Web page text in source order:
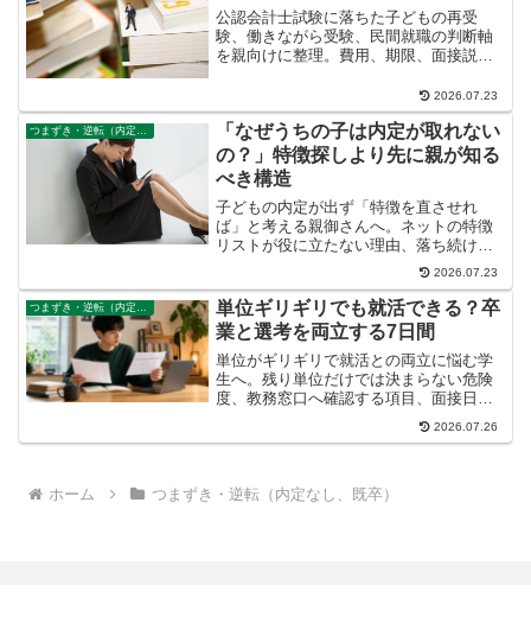
公認会計士試験に落ちた子どもの再受
験、働きながら受験、民間就職の判断軸
を親向けに整理。費用、期限、面接説
2026.07.23
「なぜうちの子は内定が取れない
の？」特徴探しより先に親が知る
べき構造
子どもの内定が出ず「特徴を直させれ
ば」と考える親御さんへ。ネットの特徴
リストが役に立たない理由、落ち続ける
本当の構造、親ができる現実的な立て直
2026.07.23
単位ギリギリでも就活できる？卒
業と選考を両立する7日間
単位がギリギリで就活との両立に悩む学
生へ。残り単位だけでは決まらない危険
度、教務窓口へ確認する項目、面接日程
の相談文、7日間の立て直し方を解説しま
2026.07.26
ホーム つまずき・逆転（内定なし、既卒）